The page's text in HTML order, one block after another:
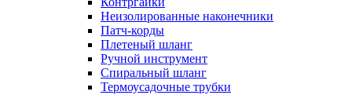
Неизолированные наконечники
Патч-корды
Плетеный шланг
Ручной инструмент
Спиральный шланг
Термоусадочные трубки